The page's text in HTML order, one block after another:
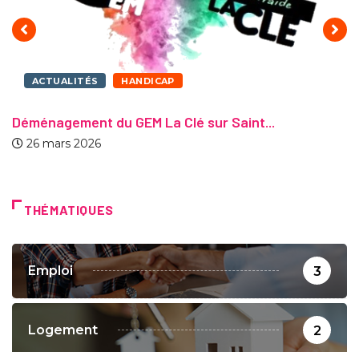
ACTUALITÉS HANDICAP
Déménagement du GEM La Clé sur Saint...
26 mars 2026
THÉMATIQUES
Emploi 3
Logement 2